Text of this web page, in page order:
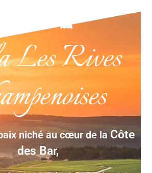
Rives
niché au cœur de laCôte
des Bar,